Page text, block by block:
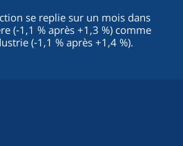
se replie sur un mois dans
(‑1,1 % après +1,3 %) comme
(‑1,1 % après +1,4 %).